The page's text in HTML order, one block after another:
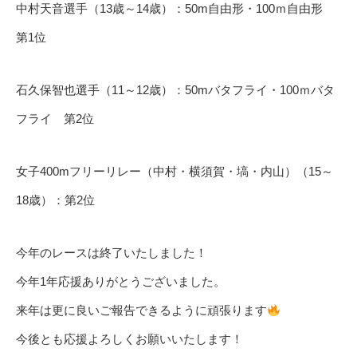
中村天音選手（13歳～14歳）：50m自由形・100ｍ自由形
第1位
石久保智也選手（11～12歳）：50mバタフライ・100ｍバタ
フライ 第2位
女子400mフリーリレー（中村・横須賀・塙・内山）（15～
18歳）：第2位
今年のレースは終了いたしました！
今年1年応援ありがとうございました。
来年は更に良いご報告できるように頑張ります
今後とも応援よろしくお願いいたします！